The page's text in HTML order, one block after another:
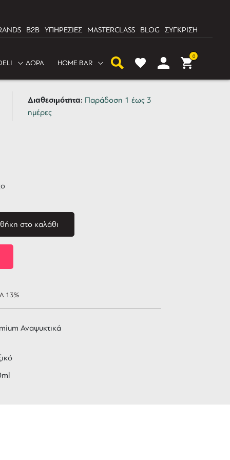
B2B ΥΠΗΡΕΣΙΕΣ MASTERCLASS BLOG ΣΥΓΚΡΙΣΗ
ΔΩΡΑ HOME BAR
0
Αναψυκτικό 370ml |
Διαθεσιμότητα: Παράδοση 1 έως 3
ημέρες
στο καλάθι
13%
Αναψυκτικά